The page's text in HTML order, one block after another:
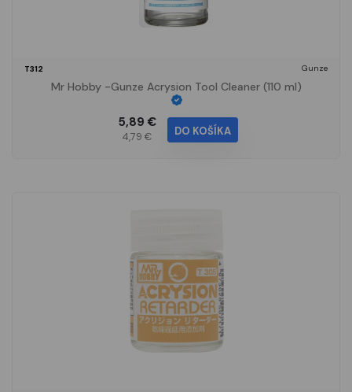
T312 Gunze
Mr Hobby -Gunze Acrysion Tool Cleaner (110 ml)
5,89 €
4,79 € DO KOŠÍKA